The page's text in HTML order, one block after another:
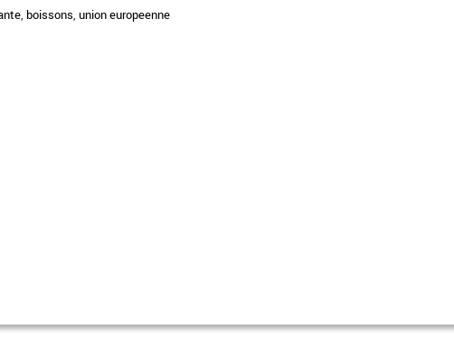
, boissons, union europeenne